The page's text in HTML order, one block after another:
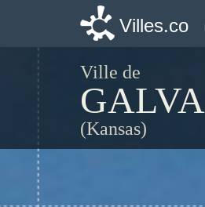
Villes.co
Ville de
GALVA
(Kansas)
Villes.co